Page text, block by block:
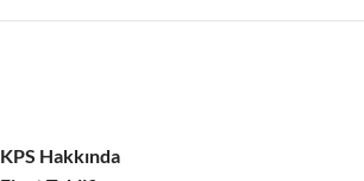
KPS Hakkında